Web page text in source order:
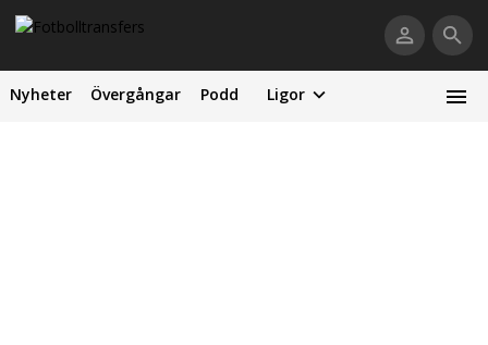
Nyheter Övergångar Podd Ligor